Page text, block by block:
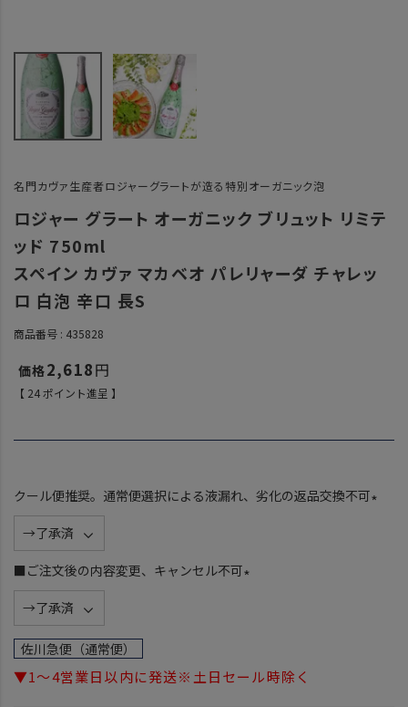
名門カヴァ生産者ロジャーグラートが造る特別オーガニック泡
ロジャー グラート オーガニック ブリュット リミテ
ッド 750ml
スペイン カヴァ マカベオ パレリャーダ チャレッ
ロ 白泡 辛口 長S
商品番号 435828
2,618
【 24ポイント進呈 】
クール便推奨。通常便選択による液漏れ、劣化の返品交換不可
■ご注文後の内容変更、キャンセル不可
佐川急便（通常便）
▼1～4営業日以内に発送※土日セール時除く